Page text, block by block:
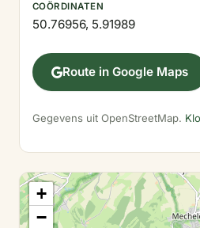
COÖRDINATEN
50.76956, 5.91989
Route in Google Maps
Gegevens uit OpenStreetMap.
+
−